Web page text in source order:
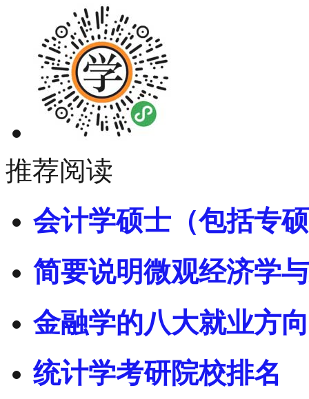
推荐阅读
会计学硕士（包括专
简要说明微观经济学
金融学的八大就业方
统计学考研院校排名